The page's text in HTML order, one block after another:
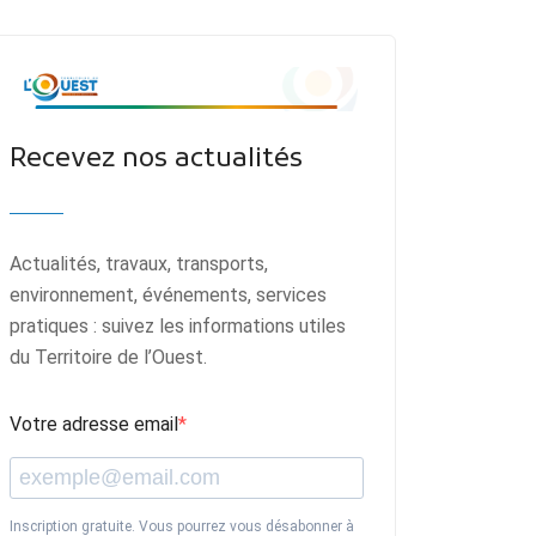
Recevez nos actualités
Actualités, travaux, transports,
environnement, événements, services
pratiques : suivez les informations utiles
du Territoire de l’Ouest.
Votre adresse email
Inscription gratuite. Vous pourrez vous désabonner à